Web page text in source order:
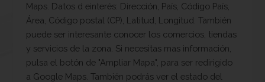
Maps. Datos d einterés: Dirección, País, Código País,
Área, Código postal (CP), Latitud, Longitud. También
puede ser interesante conocer los comercios, tiendas
y servicios de la zona. Si necesitas mas información,
pulsa el botón de "Ampliar Mapa", para ser redirigido
a Google Maps. También podrás ver el estado del